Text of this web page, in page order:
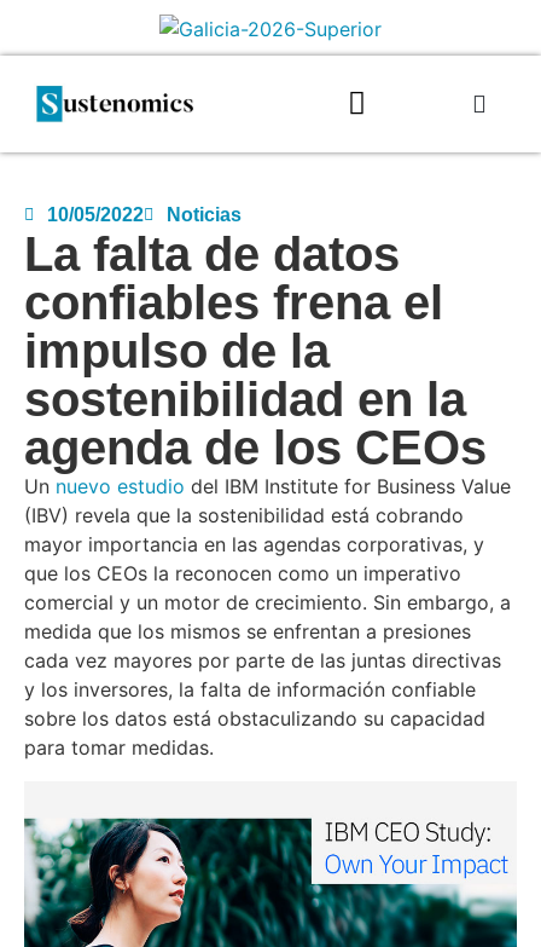
10/05/2022 Noticias
La falta de datos
confiables frena el
impulso de la
sostenibilidad en la
agenda de los CEOs
Un nuevo estudio del IBM Institute for Business Value
(IBV) revela que la sostenibilidad está cobrando
mayor importancia en las agendas corporativas, y
que los CEOs la reconocen como un imperativo
comercial y un motor de crecimiento. Sin embargo, a
medida que los mismos se enfrentan a presiones
cada vez mayores por parte de las juntas directivas
y los inversores, la falta de información confiable
sobre los datos está obstaculizando su capacidad
para tomar medidas.